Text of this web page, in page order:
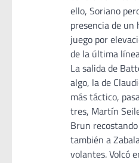
ello, Soriano
presencia de un
juego por
de la última
La salida de
algo, la de
más táctico,
tres, Martín
Brun
también a
volantes. Volcó